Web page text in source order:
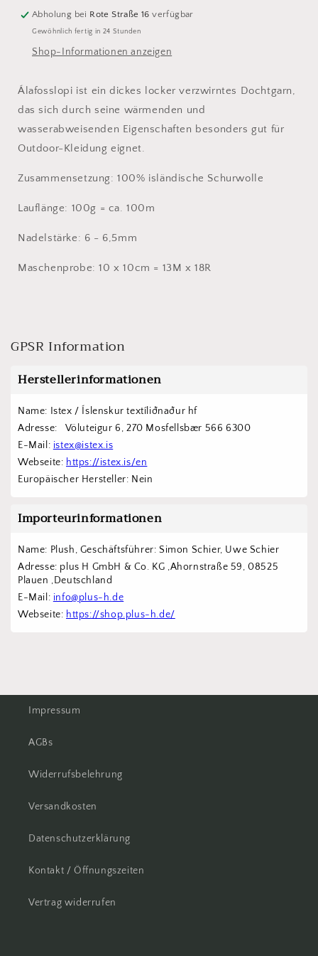
Abholung bei Rote Straße 16 verfügbar
Gewöhnlich fertig in 24 Stunden
Shop-Informationen anzeigen
Álafosslopi ist ein dickes locker verzwirntes Dochtgarn,
das sich durch seine wärmenden und
wasserabweisenden Eigenschaften besonders gut für
Outdoor-Kleidung eignet.
Zusammensetzung: 100% isländische Schurwolle
Lauflänge: 100g = ca. 100m
Nadelstärke: 6 - 6,5mm
Maschenprobe: 10 x 10cm = 13M x 18R
GPSR Information
Herstellerinformationen
Name: Istex / Íslenskur textíliðnaður hf
Adresse:   Völuteigur 6, 270 Mosfellsbær 566 6300
E-Mail: istex@istex.is
Webseite: https://istex.is/en
Europäischer Hersteller: Nein
Importeurinformationen
Name: Plush, Geschäftsführer: Simon Schier, Uwe Schier
Adresse: plus H GmbH & Co. KG ,Ahornstraße 59, 08525
Plauen ,Deutschland
E-Mail: info@plus-h.de
Webseite: https://shop.plus-h.de/
Impressum
AGBs
Widerrufsbelehrung
Versandkosten
Datenschutzerklärung
Kontakt / Öffnungszeiten
Vertrag widerrufen